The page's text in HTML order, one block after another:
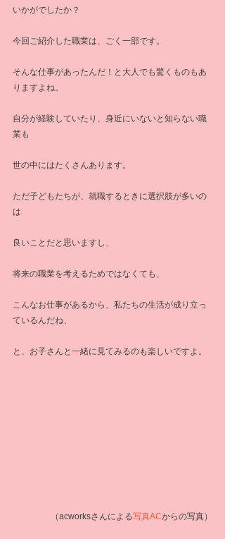
いかがでしたか？
今回ご紹介した職業は、ごく一部です。
そんな仕事があったんだ！と大人でも驚くものもあ
りますよね。
自分が経験していたり、身近にいないと知らない職
業も
世の中にはたくさんあります。
ただ子どもたちが、就職するときに選択肢が多いの
は
良いことだと思いますし、
将来の職業を考えるためではなくても、
こんなお仕事があるから、私たちの生活が成り立っ
ているんだね、
と、お子さんと一緒に見てみるのも楽しいですよ。
（acworksさんによる写真ACからの写真）